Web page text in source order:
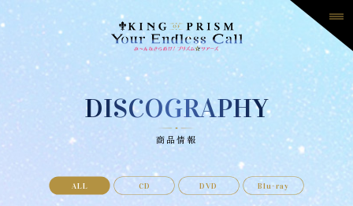
DISCOGRAPHY
商品情報
ALL CD DVD Blu-ray